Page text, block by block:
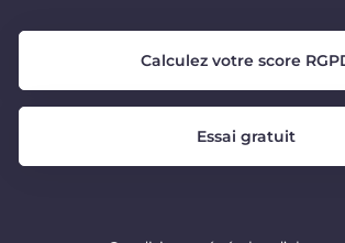
Calculez votre score
Essai gratuit